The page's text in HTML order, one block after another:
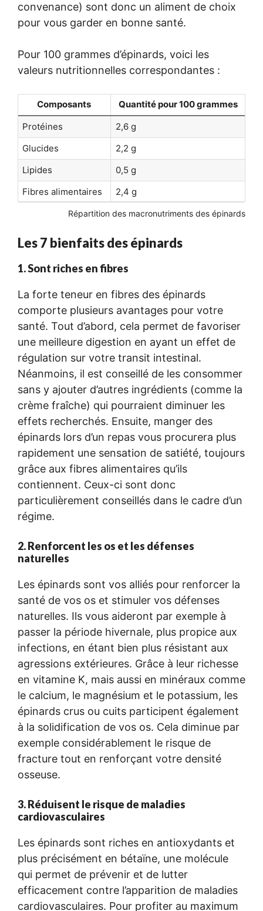
convenance) sont donc un aliment de choix
pour vous garder en bonne santé.
Pour 100 grammes d’épinards, voici les
valeurs nutritionnelles correspondantes :
Composants
Quantité pour 100 grammes
Protéines
2,6 g
Glucides
2,2 g
Lipides
0,5 g
Fibres alimentaires
2,4 g
Répartition des macronutriments des épinards
Les 7 bienfaits des épinards
1. Sont riches en fibres
La forte teneur en fibres des épinards
comporte plusieurs avantages pour votre
santé. Tout d’abord, cela permet de favoriser
une meilleure digestion en ayant un effet de
régulation sur votre transit intestinal.
Néanmoins, il est conseillé de les consommer
sans y ajouter d’autres ingrédients (comme la
crème fraîche) qui pourraient diminuer les
effets recherchés. Ensuite, manger des
épinards lors d’un repas vous procurera plus
rapidement une sensation de satiété, toujours
grâce aux fibres alimentaires qu’ils
contiennent. Ceux-ci sont donc
particulièrement conseillés dans le cadre d’un
régime.
2. Renforcent les os et les défenses
naturelles
Les épinards sont vos alliés pour renforcer la
santé de vos os et stimuler vos défenses
naturelles. Ils vous aideront par exemple à
passer la période hivernale, plus propice aux
infections, en étant bien plus résistant aux
agressions extérieures. Grâce à leur richesse
en vitamine K, mais aussi en minéraux comme
le calcium, le magnésium et le potassium, les
épinards crus ou cuits participent également
à la solidification de vos os. Cela diminue par
exemple considérablement le risque de
fracture tout en renforçant votre densité
osseuse.
3. Réduisent le risque de maladies
cardiovasculaires
Les épinards sont riches en antioxydants et
plus précisément en bétaïne, une molécule
qui permet de prévenir et de lutter
efficacement contre l’apparition de maladies
cardiovasculaires. Pour profiter au maximum